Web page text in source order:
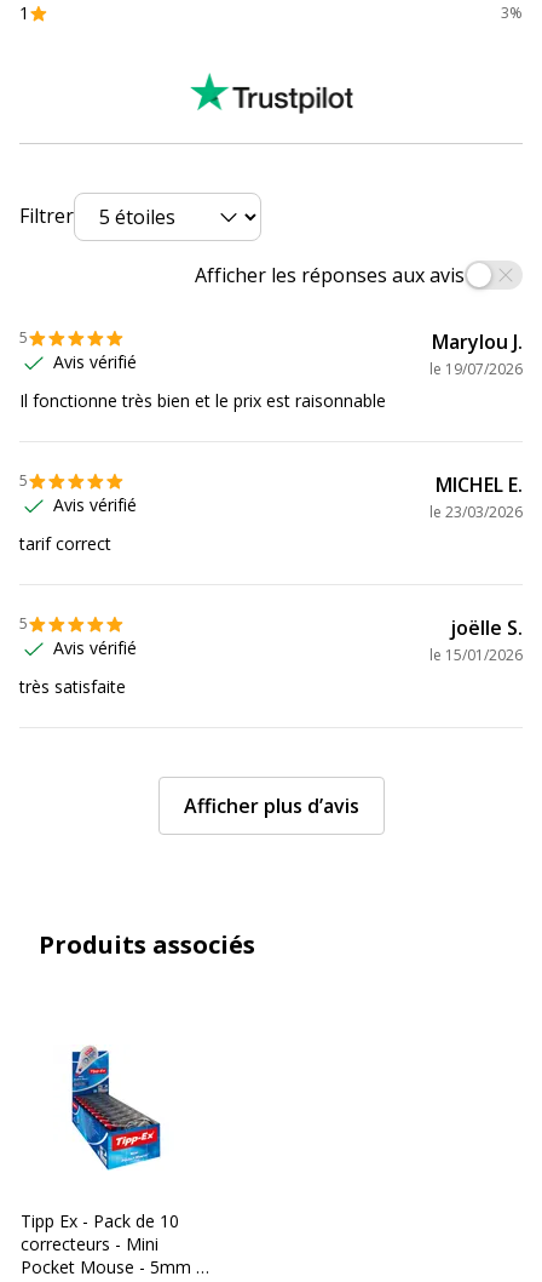
Référence produit fabricant
1 3%
Filtrer
Afficher les réponses aux avis
5
Avis vérifié
Marylou J.
le 19/07/2026
Il fonctionne très bien et le prix est raisonnable
5
Avis vérifié
MICHEL E.
le 23/03/2026
tarif correct
5
Avis vérifié
joëlle S.
le 15/01/2026
très satisfaite
Afficher plus d’avis
Produits associés
Tipp Ex - Pack de 10
correcteurs - Mini
Pocket Mouse - 5mm x